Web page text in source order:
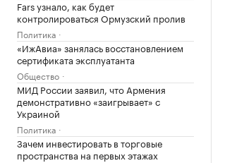
Fars узнало, как будет
контролироваться Ормузский пролив
Политика
«ИжАвиа» занялась восстановлением
сертификата эксплуатанта
Общество
МИД России заявил, что Армения
демонстративно «заигрывает» с
Украиной
Политика
Зачем инвестировать в торговые
пространства на первых этажах